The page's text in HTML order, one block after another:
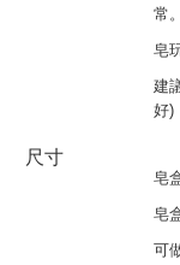
常。
皂
建
好)
尺寸
皂
皂
可